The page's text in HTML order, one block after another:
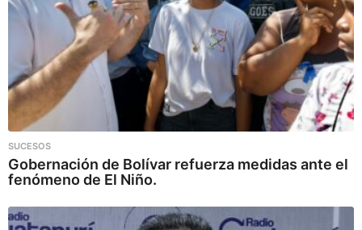
SUCESOS
Gobernación de Bolívar refuerza medidas ante el
fenómeno de El Niño.